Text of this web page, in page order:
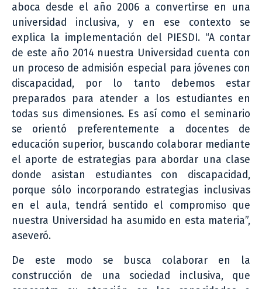
aboca desde el año 2006 a convertirse en una
universidad inclusiva, y en ese contexto se
explica la implementación del PIESDI. “A contar
de este año 2014 nuestra Universidad cuenta con
un proceso de admisión especial para jóvenes con
discapacidad, por lo tanto debemos estar
preparados para atender a los estudiantes en
todas sus dimensiones. Es así como el seminario
se orientó preferentemente a docentes de
educación superior, buscando colaborar mediante
el aporte de estrategias para abordar una clase
donde asistan estudiantes con discapacidad,
porque sólo incorporando estrategias inclusivas
en el aula, tendrá sentido el compromiso que
nuestra Universidad ha asumido en esta materia”,
aseveró.
De este modo se busca colaborar en la
construcción de una sociedad inclusiva, que